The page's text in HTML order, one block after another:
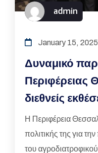
admin
January 15, 2025
Δυναμικό
Περιφέρειας
διεθνείς
Η Περιφέρεια
πολιτικής της για
του